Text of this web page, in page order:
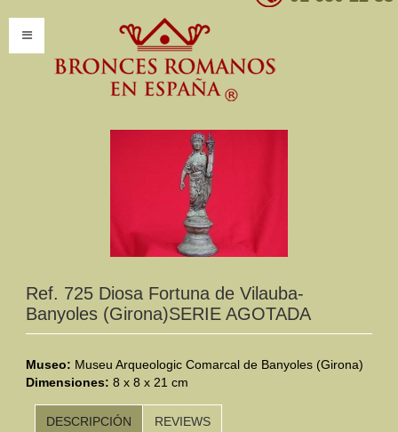
INFORMACIÓN
Introducción
Presentación
Modelos por encargo
CATÁLOGO
Catálogo Completo
Clasificaciones
Ref. 725 Diosa Fortuna de Vilauba-
Banyoles (Girona)SERIE AGOTADA
Museo: Museu Arqueologic Comarcal de Banyoles (Girona)
Dimensiones: 8 x 8 x 21 cm
DESCRIPCIÓN REVIEWS